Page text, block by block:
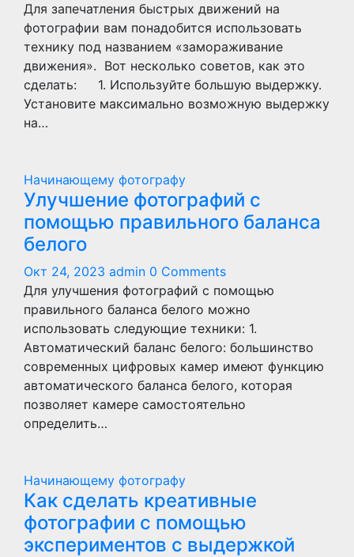
Для запечатления быстрых движений на
фотографии вам понадобится использовать
технику под названием «замораживание
движения». Вот несколько советов, как это
сделать: ⠀ 1. Используйте большую выдержку.
Установите максимально возможную выдержку
на…
Начинающему фотографу
Улучшение фотографий с
помощью правильного баланса
белого
Окт 24, 2023 admin 0 Comments
Для улучшения фотографий с помощью
правильного баланса белого можно
использовать следующие техники: 1.
Автоматический баланс белого: большинство
современных цифровых камер имеют функцию
автоматического баланса белого, которая
позволяет камере самостоятельно
определить…
Начинающему фотографу
Как сделать креативные
фотографии с помощью
экспериментов с выдержкой